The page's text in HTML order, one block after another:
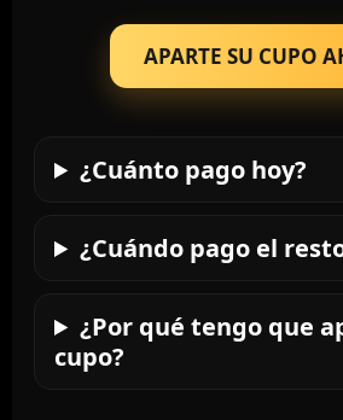
APARTE SU CUPO
¿Cuánto pago hoy?
¿Cuándo pago el
¿Por qué tengo que
cupo?